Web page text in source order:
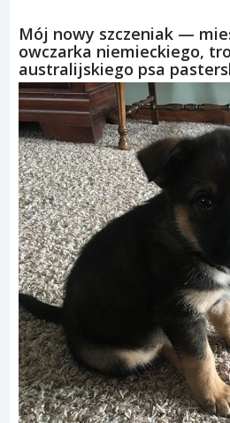
Mój nowy szczeniak —
owczarka niemieckiego,
australijskiego psa